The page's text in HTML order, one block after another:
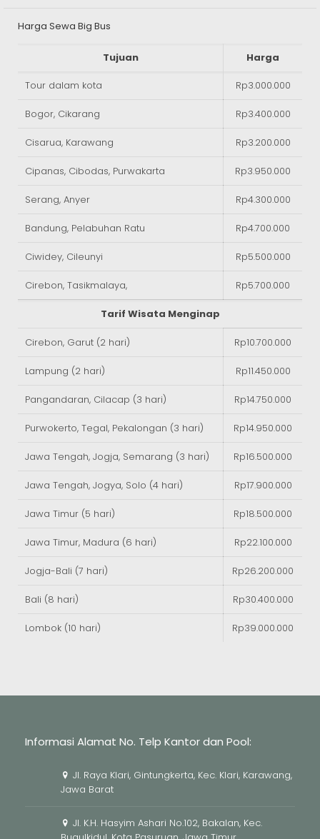
Harga Sewa Big Bus
Tujuan Harga
Tour dalam kota Rp3.000.000
Bogor, Cikarang Rp3.400.000
Cisarua, Karawang Rp3.200.000
Cipanas, Cibodas, Purwakarta Rp3.950.000
Serang, Anyer Rp4.300.000
Bandung, Pelabuhan Ratu Rp4.700.000
Ciwidey, Cileunyi Rp5.500.000
Cirebon, Tasikmalaya, Rp5.700.000
Tarif Wisata Menginap
Cirebon, Garut (2 hari) Rp10.700.000
Lampung (2 hari) Rp11.450.000
Pangandaran, Cilacap (3 hari) Rp14.750.000
Purwokerto, Tegal, Pekalongan (3 hari) Rp14.950.000
Jawa Tengah, Jogja, Semarang (3 hari) Rp16.500.000
Jawa Tengah, Jogya, Solo (4 hari) Rp17.900.000
Jawa Timur (5 hari) Rp18.500.000
Jawa Timur, Madura (6 hari) Rp22.100.000
Jogja-Bali (7 hari) Rp26.200.000
Bali (8 hari) Rp30.400.000
Lombok (10 hari) Rp39.000.000
Informasi Alamat No. Telp Kantor dan Pool:
Jl. Raya Klari, Gintungkerta, Kec. Klari, Karawang,
Jawa Barat
Jl. K.H. Hasyim Ashari No.102, Bakalan, Kec.